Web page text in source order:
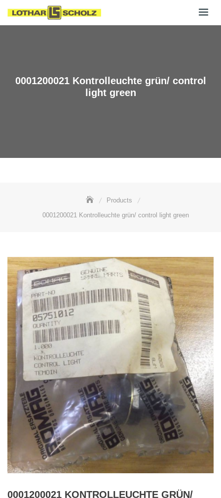
0001200021 Kontrolleuchte grün/ control
light green
Products
0001200021 Kontrolleuchte grün/ control light green
0001200021 KONTROLLEUCHTE GRÜN/